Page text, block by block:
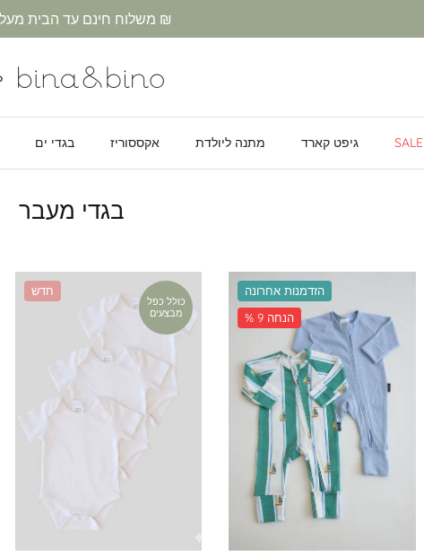
משלוח חינם עד הבית מעל 299 ₪
בגדי ים אקססוריז מתנה ליולדת גיפט קארד SALE
בגדי מעבר
כולל כפל
מבצעים
חדש
הזדמנות אחרונה
% 9 הנחה